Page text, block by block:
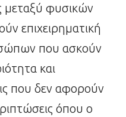
μεταξύ φυσικών
επιχειρηματική
που ασκούν
και
που δεν αφορούν
όπου ο